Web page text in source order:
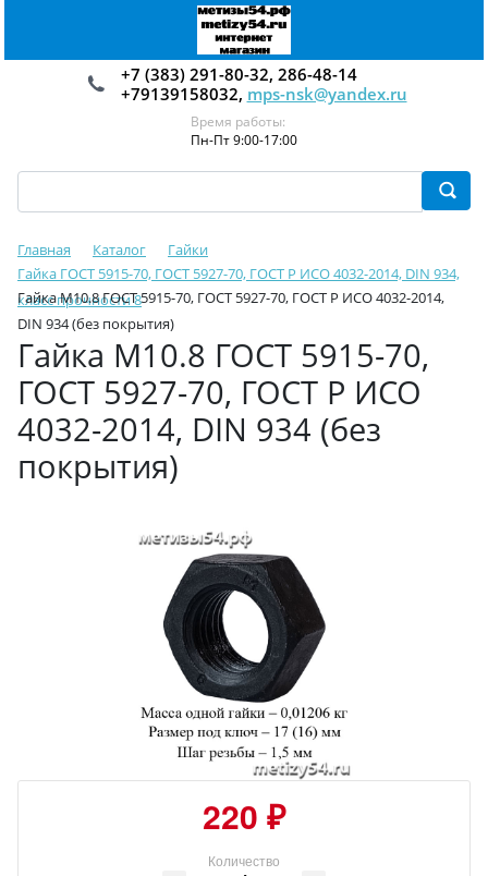
+7 (383) 291-80-32, 286-48-14
+79139158032, mps-nsk@yandex.ru
Время работы:
Пн-Пт 9:00-17:00
Главная Каталог
Гайки
Гайка ГОСТ 5915-70, ГОСТ 5927-70, ГОСТ Р ИСО 4032-2014, DIN 934,
класс прочности 8
Гайка М10.8 ГОСТ 5915-70, ГОСТ 5927-70, ГОСТ Р ИСО 4032-2014,
DIN 934 (без покрытия)
Гайка М10.8 ГОСТ 5915-70,
ГОСТ 5927-70, ГОСТ Р ИСО
4032-2014, DIN 934 (без
покрытия)
220 ₽
Количество